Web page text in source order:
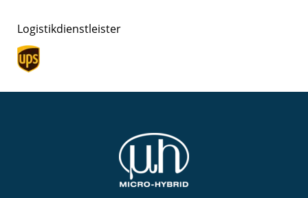
Logistikdienstleister